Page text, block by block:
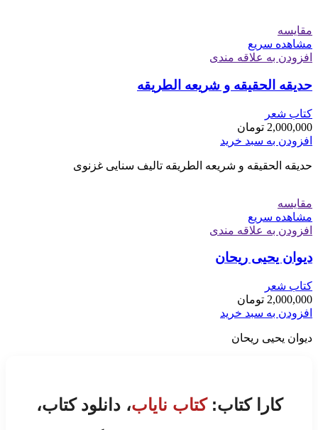
مقایسه
مشاهده سریع
افزودن به علاقه مندی
حدیقه الحقیقه و شریعه الطریقه
کتاب شعر
2,000,000 تومان
افزودن به سبد خرید
حدیقه الحقیقه و شریعه الطریقه تالیف سنایی غزنوی
مقایسه
مشاهده سریع
افزودن به علاقه مندی
دیوان یحیی ریحان
کتاب شعر
2,000,000 تومان
افزودن به سبد خرید
دیوان یحیی ریحان
کارا کتاب:کتاب نایاب، دانلود کتاب،